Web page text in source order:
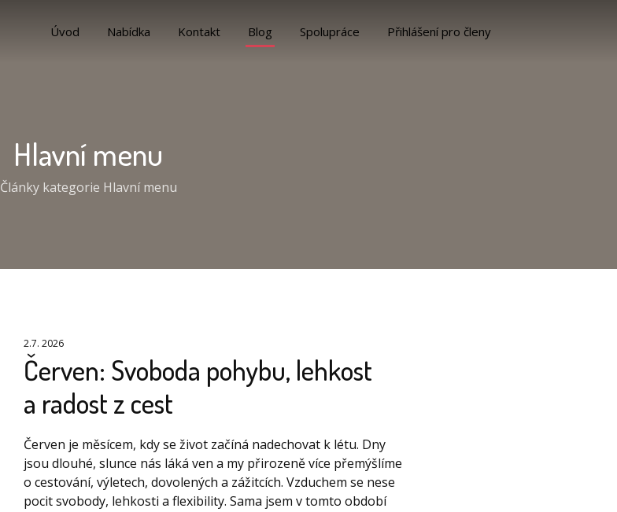
Úvod Nabídka Kontakt Blog Spolupráce Přihlášení pro členy
Hlavní menu
Články kategorie Hlavní menu
2.7. 2026
Červen: Svoboda pohybu, lehkost
a radost z cest
Červen je měsícem, kdy se život začíná nadechovat k létu. Dny
jsou dlouhé, slunce nás láká ven a my přirozeně více přemýšlíme
o cestování, výletech, dovolených a zážitcích. Vzduchem se nese
pocit svobody, lehkosti a flexibility. Sama jsem v tomto období